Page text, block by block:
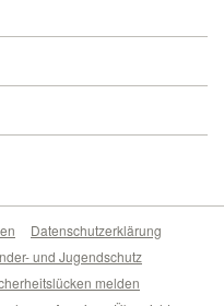
Datenschutzerklärung
und Jugendschutz
melden